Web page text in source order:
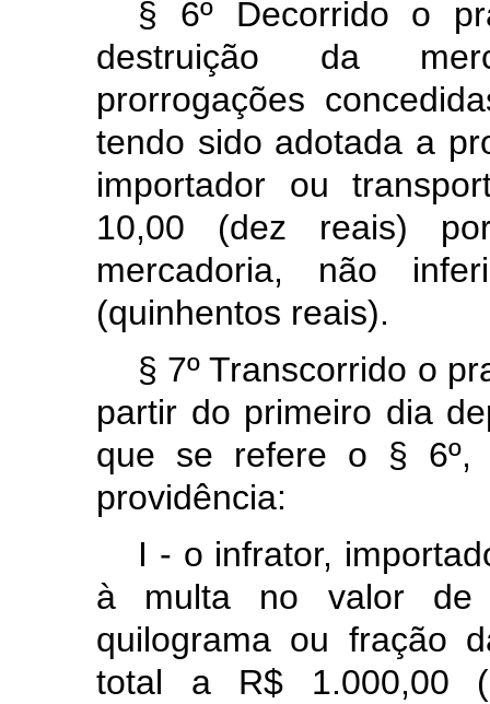
§ 6º Decorrido o
destruição da
prorrogações
tendo sido adotada a
importador ou
10,00 (dez reais)
mercadoria, não
(quinhentos reais).
§ 7º Transcorrido o
partir do primeiro dia
que se refere o § 6º,
providência:
I - o infrator,
à multa no valor de
quilograma ou fração
total a R$ 1.000,00